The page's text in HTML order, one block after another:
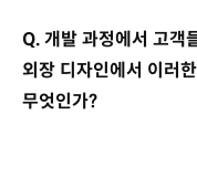
Q. 개발 과정에서 고객
외장 디자인에서 이러
무엇인가?